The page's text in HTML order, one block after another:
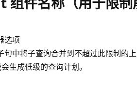
选项
句中将子查询合并到不超过此限制的
生成低级的查询计划。